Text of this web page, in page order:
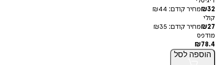
קודם:
₪44
קודם: ₪35
לסל